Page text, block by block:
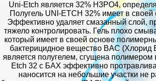
Uni-Etch является 32% H3PO4,
Полугель UNI-ETCH 32% имеет в своей
Эффективно удаляет смазанный слой,
тяжело контролировать. Гель плохо
который имеет в своей основе
бактерицидное вещество BAC (Хлорид
является полугелем, сгущена полимером
Etch 32 с БАХ эффективно
наносится на небольшие участки не